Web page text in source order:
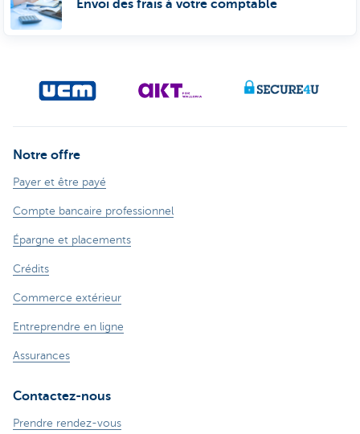
Envoi des frais à votre comptable
Notre offre
Payer et être payé
Compte bancaire professionnel
Épargne et placements
Crédits
Commerce extérieur
Entreprendre en ligne
Assurances
Contactez-nous
Prendre rendez-vous